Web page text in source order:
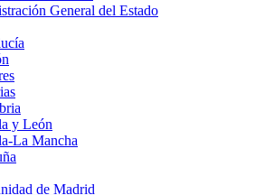
General del Estado
y León
La Mancha
de Madrid